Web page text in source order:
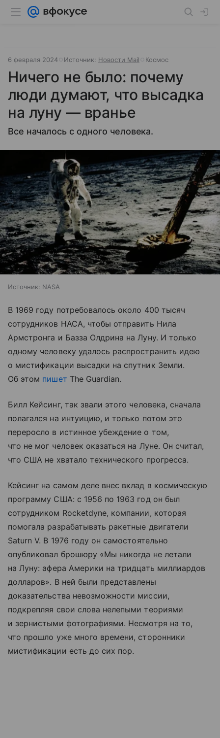
6 февраля 2024 Источник: Новости Mail Космос
Ничего не было: почему
люди думают, что высадка
на луну — вранье
Все началось с одного человека.
Источник: NASA
В 1969 году потребовалось около 400 тысяч
сотрудников НАСА, чтобы отправить Нила
Армстронга и Базза Олдрина на Луну. И только
одному человеку удалось распространить идею
о мистификации высадки на спутник Земли.
Об этом пишет The Guardian.
Билл Кейсинг, так звали этого человека, сначала
полагался на интуицию, и только потом это
переросло в истинное убеждение о том,
что не мог человек оказаться на Луне. Он считал,
что США не хватало технического прогресса.
Кейсинг на самом деле внес вклад в космическую
программу США: с 1956 по 1963 год он был
сотрудником Rocketdyne, компании, которая
помогала разрабатывать ракетные двигатели
Saturn V. В 1976 году он самостоятельно
опубликовал брошюру «Мы никогда не летали
на Луну: афера Америки на тридцать миллиардов
долларов». В ней были представлены
доказательства невозможности миссии,
подкрепляя свои слова нелепыми теориями
и зернистыми фотографиями. Несмотря на то,
что прошло уже много времени, сторонники
мистификации есть до сих пор.